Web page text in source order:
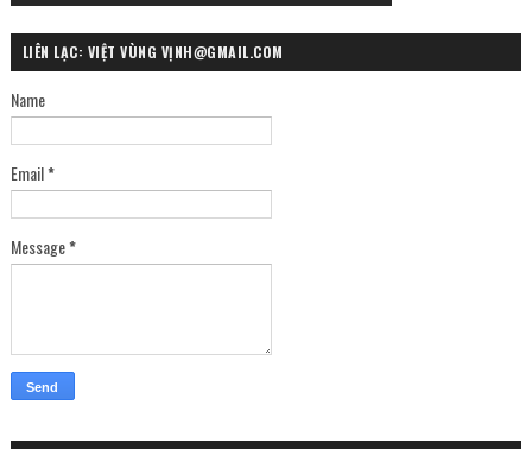
LIÊN LẠC: VIỆT VÙNG VỊNH@GMAIL.COM
Name
Email*
Message*